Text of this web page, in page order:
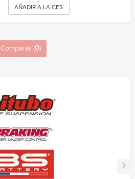
AÑADIR A LA CESTA
Comparar (0)